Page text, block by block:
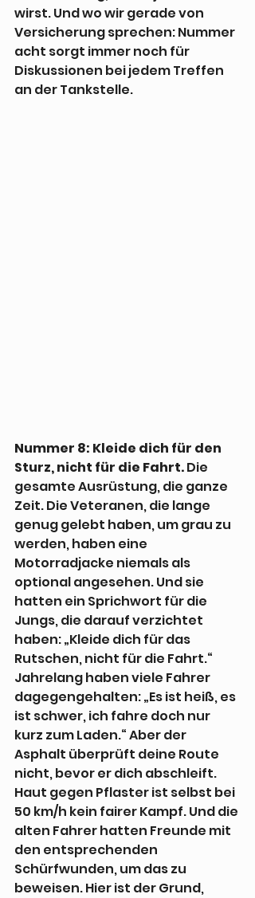
wirst. Und wo wir gerade von
Versicherung sprechen: Nummer
acht sorgt immer noch für
Diskussionen bei jedem Treffen
an der Tankstelle.
Nummer 8: Kleide dich für den
Sturz, nicht für die Fahrt. Die
gesamte Ausrüstung, die ganze
Zeit. Die Veteranen, die lange
genug gelebt haben, um grau zu
werden, haben eine
Motorradjacke niemals als
optional angesehen. Und sie
hatten ein Sprichwort für die
Jungs, die darauf verzichtet
haben: „Kleide dich für das
Rutschen, nicht für die Fahrt.“
Jahrelang haben viele Fahrer
dagegengehalten: „Es ist heiß, es
ist schwer, ich fahre doch nur
kurz zum Laden.“ Aber der
Asphalt überprüft deine Route
nicht, bevor er dich abschleift.
Haut gegen Pflaster ist selbst bei
50 km/h kein fairer Kampf. Und die
alten Fahrer hatten Freunde mit
den entsprechenden
Schürfwunden, um das zu
beweisen. Hier ist der Grund,